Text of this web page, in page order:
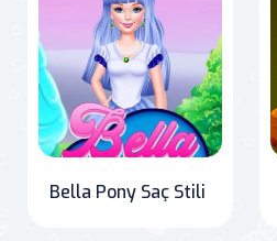
Bella Pony Saç Stili